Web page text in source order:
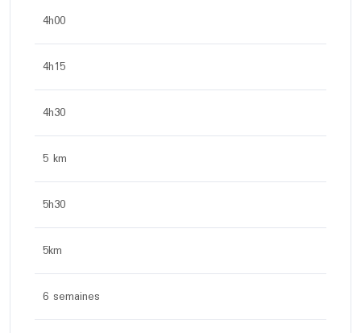
4h00
4h15
4h30
5 km
5h30
5km
6 semaines